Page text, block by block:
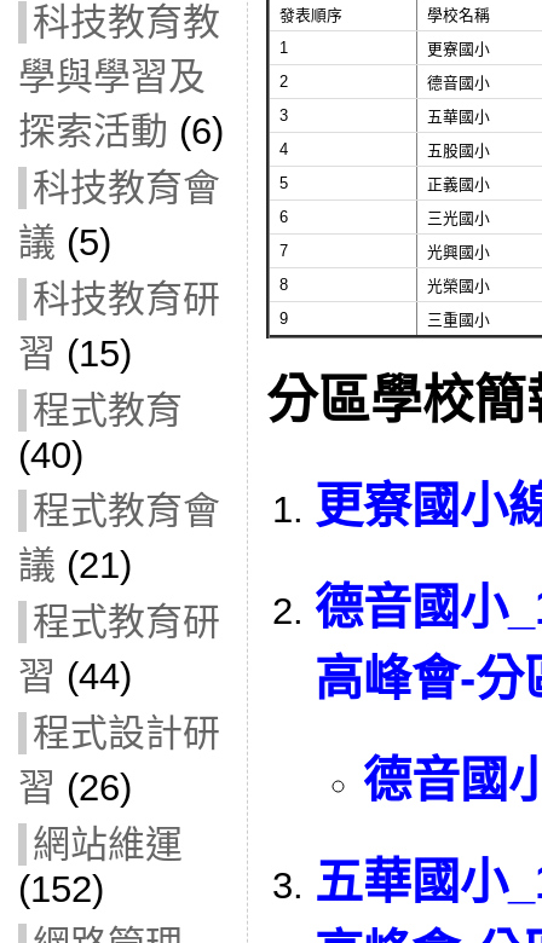
科技教育教
學與學習及
探索活動 (6)
科技教育會
議 (5)
科技教育研
習 (15)
程式教育
(40)
程式教育會
議 (21)
程式教育研
習 (44)
程式設計研
習 (26)
網站維運
(152)
發表順序
學校名稱
1
更寮國小
2
德音國小
3
五華國小
4
五股國小
5
正義國小
6
三光國小
7
光興國小
8
光榮國小
9
三重國小
分區學校簡
更寮國小
德音國小
高峰會-分
德音國
五華國小